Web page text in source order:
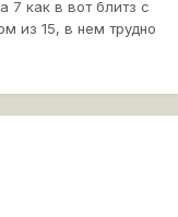
7 как в вот блитз с
из 15, в нем трудно